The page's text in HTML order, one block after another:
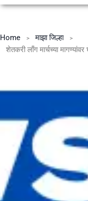
Home
माझा जिल्हा